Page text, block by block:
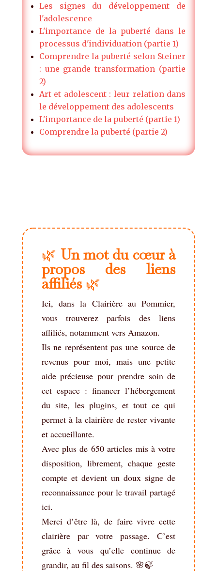
Les signes du développement de
l'adolescence
L'importance de la puberté dans le
processus d'individuation (partie 1)
Comprendre la puberté selon Steiner
: une grande transformation (partie
2)
Art et adolescent : leur relation dans
le développement des adolescents
L'importance de la puberté (partie 1)
Comprendre la puberté (partie 2)
🌿 Un mot du cœur à
propos des liens
affiliés🌿
Ici, dans la Clairière au Pommier,
vous trouverez parfois des liens
affiliés, notamment vers Amazon.
Ils ne représentent pas une source de
revenus pour moi, mais une petite
aide précieuse pour prendre soin de
cet espace : financer l’hébergement
du site, les plugins, et tout ce qui
permet à la clairière de rester vivante
et accueillante.
Avec plus de 650 articles mis à votre
disposition, librement, chaque geste
compte et devient un doux signe de
reconnaissance pour le travail partagé
ici.
Merci d’être là, de faire vivre cette
clairière par votre passage. C’est
grâce à vous qu’elle continue de
grandir, au fil des saisons. 🌸🍃